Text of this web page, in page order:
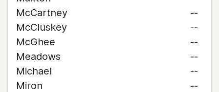
McCartney
--
McCluskey
--
McGhee
--
Meadows
--
Michael
--
Miron
--